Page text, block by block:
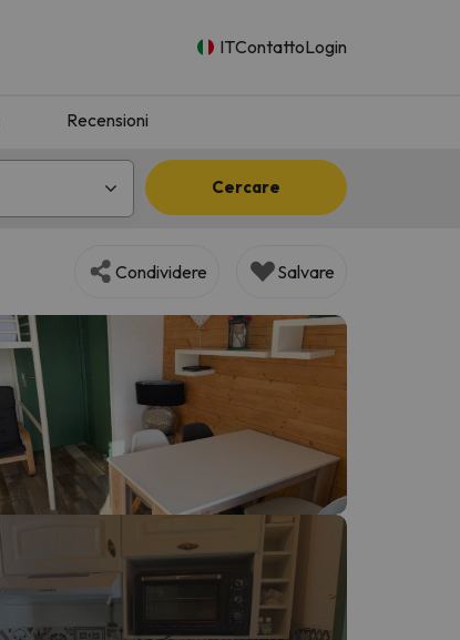
ITContattoLogin
Recensioni
Cercare
Condividere Salvare